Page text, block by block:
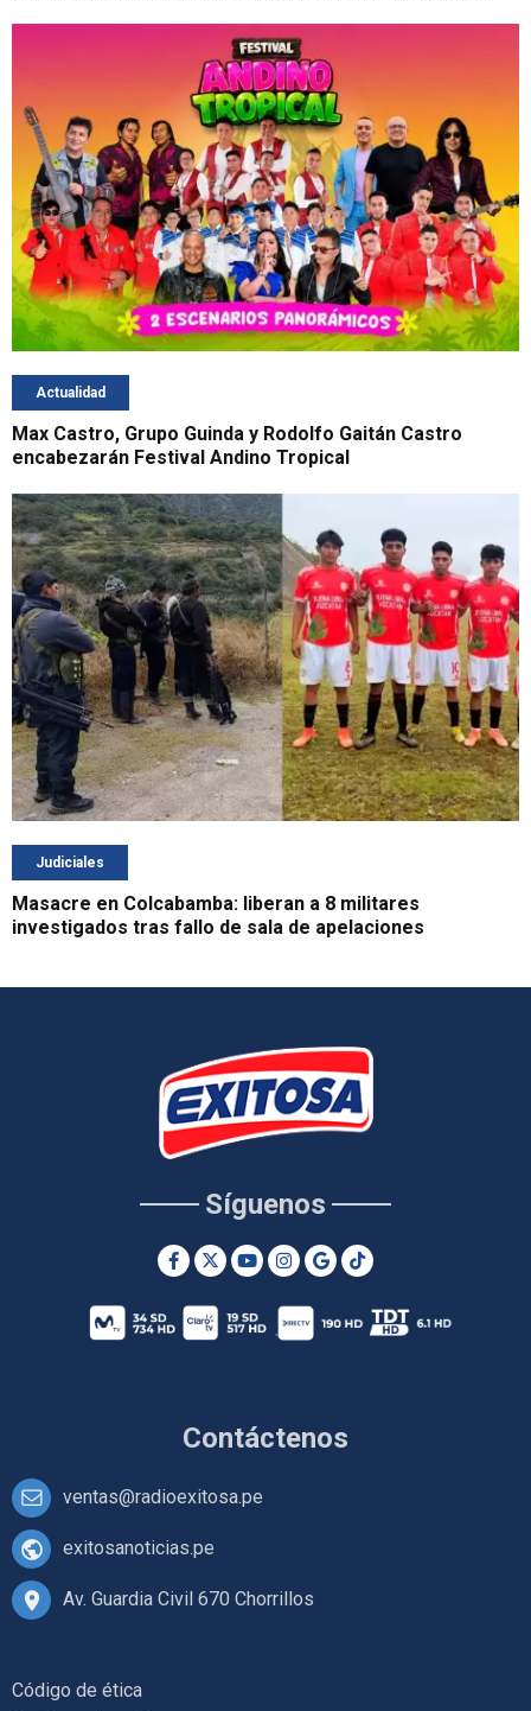
Actualidad
Max Castro, Grupo Guinda y Rodolfo Gaitán Castro
encabezarán Festival Andino Tropical
Judiciales
Masacre en Colcabamba: liberan a 8 militares
investigados tras fallo de sala de apelaciones
Contáctenos
ventas@radioexitosa.pe
exitosanoticias.pe
Av. Guardia Civil 670 Chorrillos
Síguenos
Código de ética